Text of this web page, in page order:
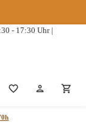
- 17:30 Uhr |
Du hast 0